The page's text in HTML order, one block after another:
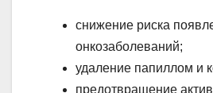
снижение риска
онкозаболеваний;
удаление папиллом и
предотвращение